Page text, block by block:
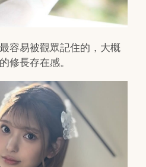
容易被觀眾記住的，大概
修長存在感。